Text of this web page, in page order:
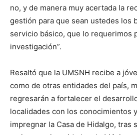
no, y de manera muy acertada la
gestión para que sean ustedes los
servicio básico, que lo requerimos
investigación”.
Resaltó que la UMSNH recibe a
como de otras entidades del país,
regresarán a fortalecer el
localidades con los conocimientos
impregnar la Casa de Hidalgo, tras